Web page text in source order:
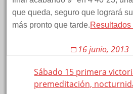
que queda, seguro que logrará
más pronto que tarde.
16 junio, 2013
PostSábado 15 primera
premeditación,